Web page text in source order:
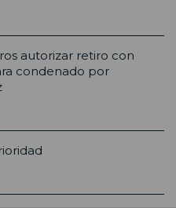
autorizar retiro con
condenado por